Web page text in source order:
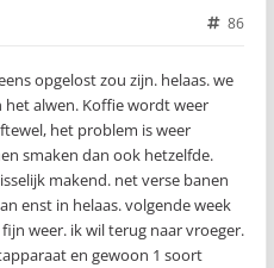
86
opgelost zou zijn. helaas. we
alwen. Koffie wordt weer
het problem is weer
smaken dan ook hetzelfde.
makend. net verse banen
enst in helaas. volgende week
weer. ik wil terug naar vroeger.
en gewoon 1 soort